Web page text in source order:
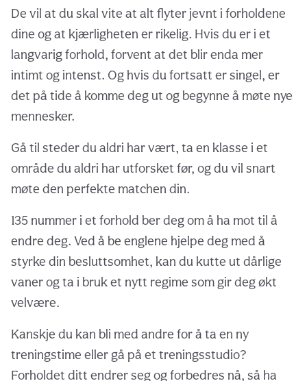
De vil at du skal vite at alt flyter jevnt i forholdene
dine og at kjærligheten er rikelig. Hvis du er i et
langvarig forhold, forvent at det blir enda mer
intimt og intenst. Og hvis du fortsatt er singel, er
det på tide å komme deg ut og begynne å møte nye
mennesker.
Gå til steder du aldri har vært, ta en klasse i et
område du aldri har utforsket før, og du vil snart
møte den perfekte matchen din.
135 nummer i et forhold ber deg om å ha mot til å
endre deg. Ved å be englene hjelpe deg med å
styrke din besluttsomhet, kan du kutte ut dårlige
vaner og ta i bruk et nytt regime som gir deg økt
velvære.
Kanskje du kan bli med andre for å ta en ny
treningstime eller gå på et treningsstudio?
Forholdet ditt endrer seg og forbedres nå, så ha